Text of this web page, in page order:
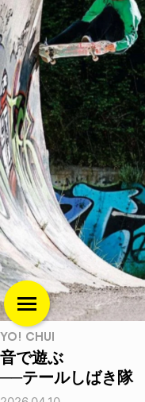
YO! CHUI
音で遊ぶ
──テールしばき隊